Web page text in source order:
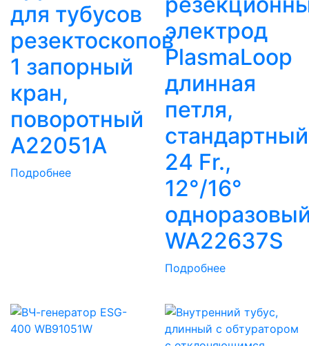
для тубусов
резектоскопов
1 запорный
кран,
поворотный
A22051A
Подробнее
электрод
PlasmaLoop
длинная
петля,
стандартный
24 Fr.,
12°/16°
WA22637S
Подробнее